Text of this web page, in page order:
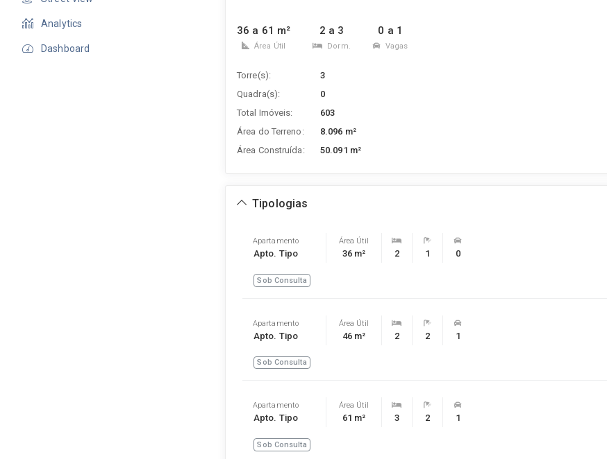
Analytics
Dashboard
36 a 61 m²
Área Útil
2 a 3
Dorm.
0 a 1
Vagas
Torre(s):
3
Quadra(s):
0
Total Imóveis:
603
Área do Terreno:
8.096 m²
Área Construída:
50.091 m²
Tipologias
Apartamento
Apto. Tipo
Área Útil
36 m² 2 1 0
Sob Consulta
Apartamento
Apto. Tipo
Área Útil
46 m² 2 2 1
Sob Consulta
Apartamento
Apto. Tipo
Área Útil
61 m² 3 2 1
Sob Consulta